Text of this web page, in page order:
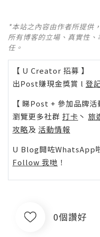
*本站之內容由作者所提供
所有博客的立場、真實性
任。
【 U Creator 招募 】
出Post賺現金獎賞 l 登
【 睇Post + 參加品牌活
瀏覽更多社群 打卡 丶 旅
攻略及 活動情報
U Blog開咗WhatsApp
Follow 我哋 ！
0個讚好